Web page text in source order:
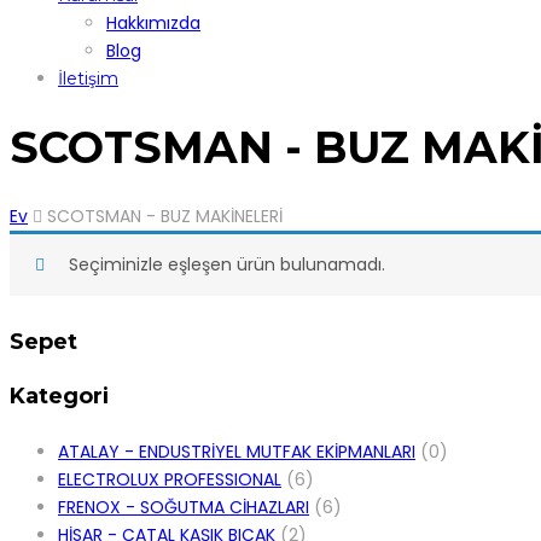
Hakkımızda
Blog
İletişim
SCOTSMAN - BUZ
Ev
SCOTSMAN - BUZ MAKİNELERİ
Seçiminizle eşleşen ürün bulunamadı.
Sepet
Kategori
ATALAY - ENDUSTRİYEL MUTFAK EKİPMANLARI (0)
ELECTROLUX PROFESSIONAL (6)
FRENOX - SOĞUTMA CİHAZLARI (6)
HİSAR - ÇATAL KAŞIK BIÇAK (2)